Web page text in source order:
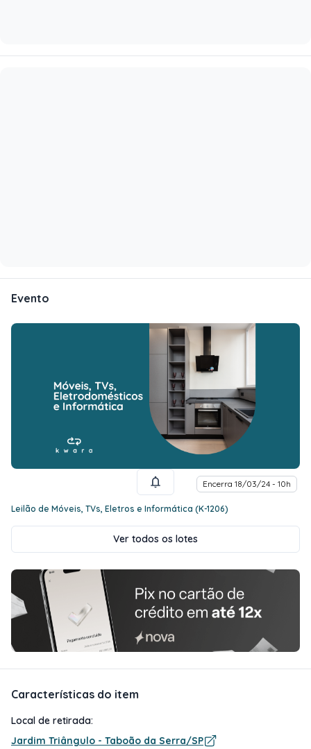
Evento
Encerra 18/03/24 - 10h
Leilão de Móveis, TVs, Eletros e Informática (K-1206)
Ver todos os lotes
Características do item
Local de retirada:
Jardim Triângulo - Taboão da Serra/SP